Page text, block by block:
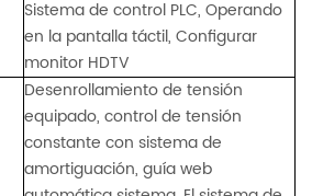
Sistema de control PLC, Operando
en la pantalla táctil, Configurar
monitor HDTV
Desenrollamiento de tensión
equipado, control de tensión
constante con sistema de
amortiguación, guía web